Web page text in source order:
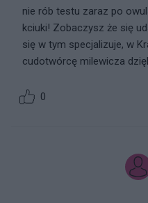
nie rób testu zaraz po
kciuki! Zobaczysz że się
się w tym specjalizuje, w
cudotwórcę milewicza
0